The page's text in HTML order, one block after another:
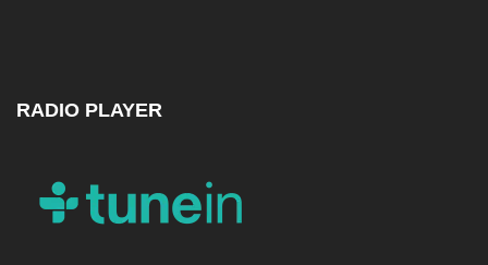
RADIO PLAYER